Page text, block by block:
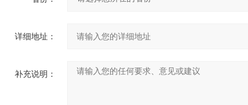
详细地址：
补充说明：